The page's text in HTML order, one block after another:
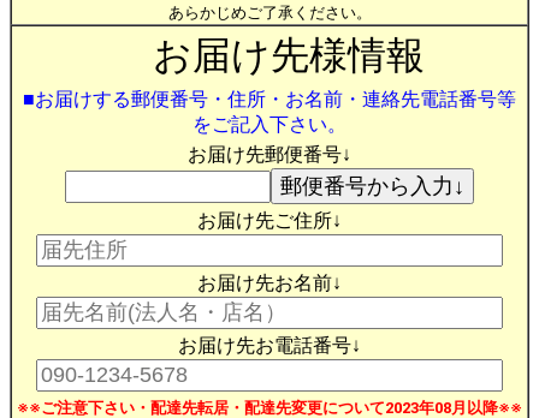
あらかじめご了承ください。
お届け先様情報
■お届けする郵便番号・住所・お名前・連絡先電話番号等
をご記入下さい。
お届け先郵便番号↓
お届け先ご住所↓
お届け先お名前↓
お届け先お電話番号↓
※※ご注意下さい・配達先転居・配達先変更について2023年08月以降※※